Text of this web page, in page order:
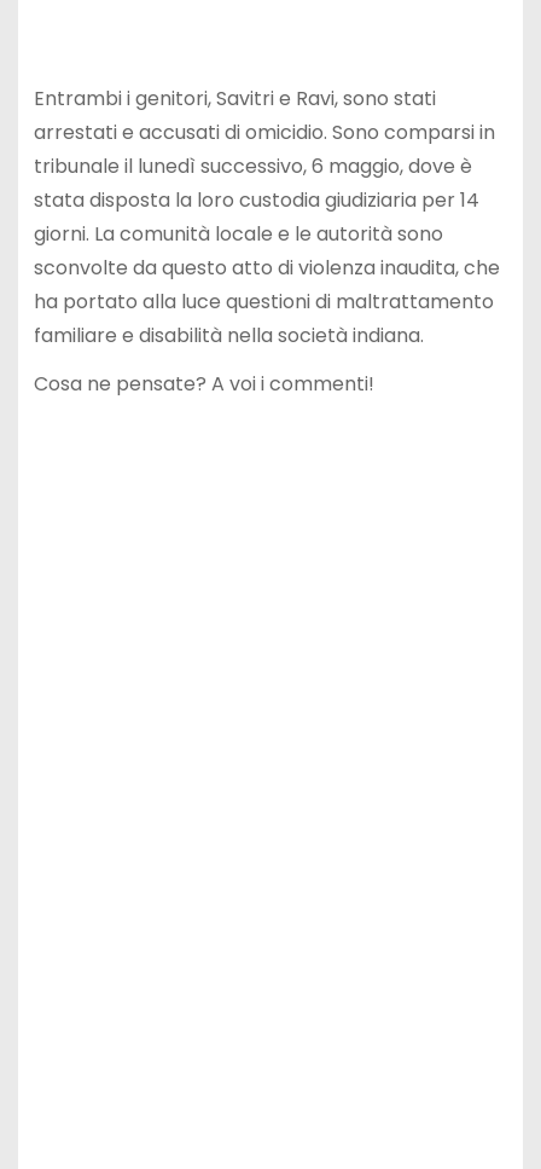
Entrambi i genitori, Savitri e Ravi, sono stati
arrestati e accusati di omicidio. Sono comparsi in
tribunale il lunedì successivo, 6 maggio, dove è
stata disposta la loro custodia giudiziaria per 14
giorni. La comunità locale e le autorità sono
sconvolte da questo atto di violenza inaudita, che
ha portato alla luce questioni di maltrattamento
familiare e disabilità nella società indiana.
Cosa ne pensate? A voi i commenti!